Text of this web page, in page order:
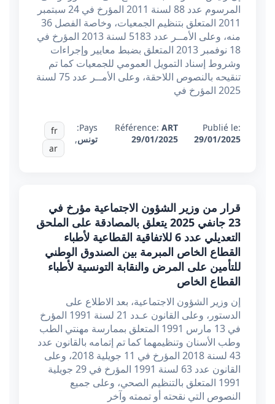
المرسوم عدد 88 لسنة 2011 المؤرخ في 24 سبتمبر
2011 المتعلق بتنظيم الجمعيات، وخاصة الفصل 36
منه، وعلى الأمــر عدد 5183 لسنة 2013 المؤرخ في
18 نوفمبر 2013 المتعلق بضبط معايير وإجراءات
وشروط إسناد التمويل العمومي للجمعيات كما تم
تنقيحه بالنصوص اللاحقة، وعلى الأمــر عدد 75 لسنة
2025 المؤرخ في
Publié le:
29/01/2025
Référence:ART
29/01/2025
Pays:
تونس,
fr
ar
قرار من وزير الشؤون الاجتماعية مؤرخ في
23 جانفي 2025 يتعلق بالمصادقة على الملحق
التعديلي عدد 6 للاتفاقية القطاعية لأطباء
القطاع الخاص المبرمة بين الصندوق الوطني
للتأمين على المرض والنقابة التونسية لأطباء
القطاع الخاص
إن وزير الشؤون الاجتماعية، بعد الاطلاع على
الدستور، وعلى القانون عـدد 21 لسنة 1991 المؤرخ
في 13 مارس 1991 المتعلق بممارسة مهنتي الطب
وطب الأسنان وتنظيمهما كما تم إتمامه بالقانون عدد
43 لسنة 2018 المؤرخ في 11 جويلية 2018، وعلى
القانون عدد 63 لسنة 1991 المؤرخ في 29 جويلية
1991 المتعلق بالتنظيم الصحي، وعلى جميع
النصوص التي نقحته أو تممته وآخر